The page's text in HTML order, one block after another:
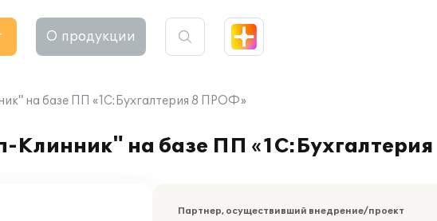
О продукции
на базе ПП «1С:Бухгалтерия 8 ПРОФ»
на базе ПП
Партнер, осуществивший внедрение/проект